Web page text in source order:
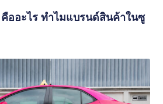
ออะไร ทำไมแบรนด์สินค้าในซู